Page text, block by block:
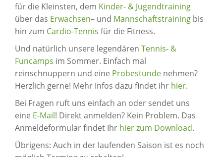
für die Kleinsten, dem Kinder- & Jugendtraining
über das Erwachsen– und Mannschaftstraining bis
hin zum Cardio-Tennis für die Fitness.
Und natürlich unsere legendären Tennis- &
Funcamps im Sommer. Einfach mal
reinschnuppern und eine Probestunde nehmen?
Herzlich gerne! Mehr Infos dazu findet ihr hier.
Bei Fragen ruft uns einfach an oder sendet uns
eine E-Mail! Direkt anmelden? Kein Problem. Das
Anmeldeformular findet Ihr hier zum Download.
Übrigens: Auch in der laufenden Saison ist es noch